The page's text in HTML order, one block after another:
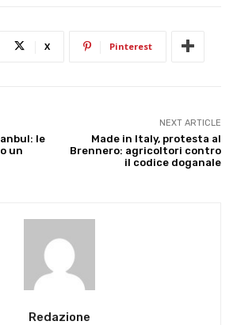
X Pinterest
le
un
NEXT ARTICLE
Made in Italy, protesta al
Brennero: agricoltori contro
il codice doganale
Redazione